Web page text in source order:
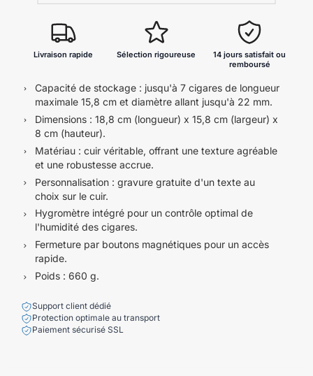
Livraison rapide Sélection rigoureuse
14 jours satisfait ou
remboursé
Capacité de stockage : jusqu'à 7 cigares de longueur
maximale 15,8 cm et diamètre allant jusqu'à 22 mm.
Dimensions : 18,8 cm (longueur) x 15,8 cm (largeur) x
8 cm (hauteur).
Matériau : cuir véritable, offrant une texture agréable
et une robustesse accrue.
Personnalisation : gravure gratuite d'un texte au
choix sur le cuir.
Hygromètre intégré pour un contrôle optimal de
l'humidité des cigares.
Fermeture par boutons magnétiques pour un accès
rapide.
Poids : 660 g.
Support client dédié
Protection optimale au transport
Paiement sécurisé SSL